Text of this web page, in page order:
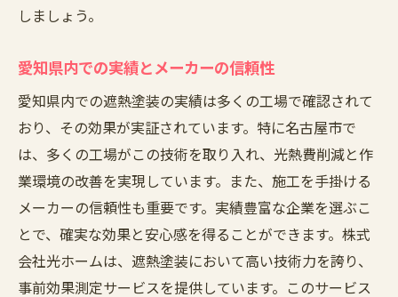
しましょう。
愛知県内での実績とメーカーの信頼性
愛知県内での遮熱塗装の実績は多くの工場で確認されて
おり、その効果が実証されています。特に名古屋市で
は、多くの工場がこの技術を取り入れ、光熱費削減と作
業環境の改善を実現しています。また、施工を手掛ける
メーカーの信頼性も重要です。実績豊富な企業を選ぶこ
とで、確実な効果と安心感を得ることができます。株式
会社光ホームは、遮熱塗装において高い技術力を誇り、
事前効果測定サービスを提供しています。このサービス